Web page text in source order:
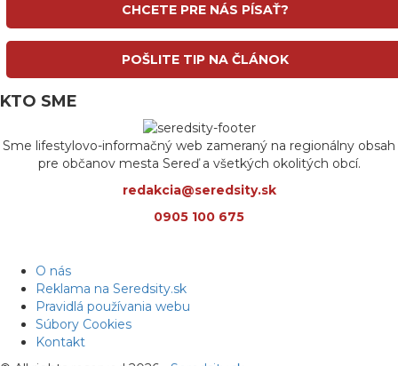
CHCETE PRE NÁS PÍSAŤ?
POŠLITE TIP NA ČLÁNOK
KTO SME
Sme lifestylovo-informačný web zameraný na regionálny obsah
pre občanov mesta Sereď a všetkých okolitých obcí.
redakcia@seredsity.sk
0905 100 675
O nás
Reklama na Seredsity.sk
Pravidlá používania webu
Súbory Cookies
Kontakt